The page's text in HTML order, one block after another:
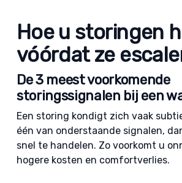
Hoe u storingen
vóórdat ze
De 3 meest voorkomende
storingssignalen bij een
Een storing kondigt zich vaak
één van onderstaande signalen,
snel te handelen. Zo voorkomt u
hogere kosten en comfortverlies.